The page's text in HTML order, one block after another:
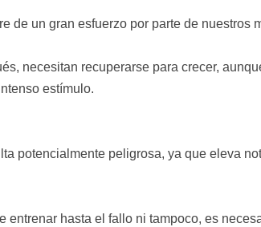
de un gran esfuerzo por parte de nuestros
necesitan recuperarse para crecer,
estímulo.
potencialmente peligrosa, ya que eleva
entrenar hasta el fallo ni tampoco, es